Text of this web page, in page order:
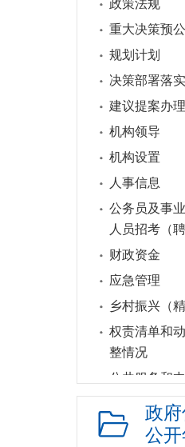
政策法规
重大决策预
规划计划
决策部署落
建议提案办理
机构领导
机构设置
人事信息
公务员及事
人员招考（
财政资金
应急管理
乡村振兴（
权责清单和
整情况
公共服务和
行政权力运行
“双随机一公
政
公